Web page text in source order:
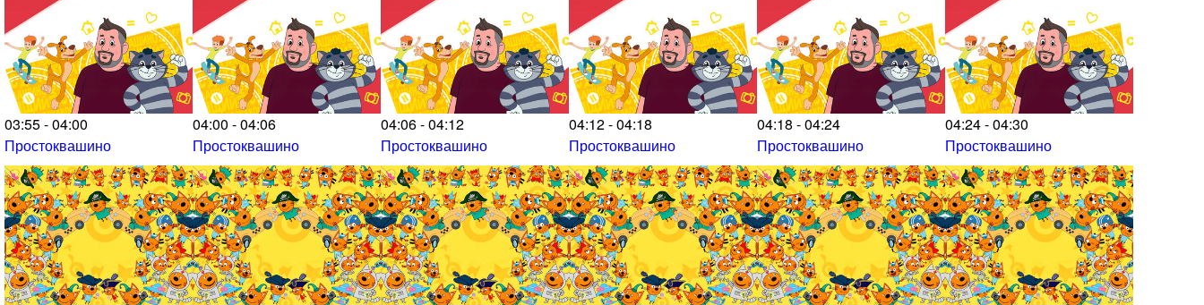
03:55 - 04:00
Простоквашино
04:00 - 04:06
Простоквашино
04:06 - 04:12
Простоквашино
04:12 - 04:18
Простоквашино
04:18 - 04:24
Простоквашино
04:24 - 04:30
Простоквашино